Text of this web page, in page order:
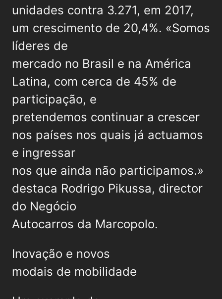
unidades contra 3.271, em 2017,
um crescimento de 20,4%. «Somos
líderes de
mercado no Brasil e na América
Latina, com cerca de 45% de
participação, e
pretendemos continuar a crescer
nos países nos quais já actuamos
e ingressar
nos que ainda não participamos.»
destaca Rodrigo Pikussa, director
do Negócio
Autocarros da Marcopolo.
Inovação e novos
modais de mobilidade